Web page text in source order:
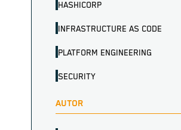
HASHICORP
INFRASTRUCTURE AS CODE
PLATFORM ENGINEERING
SECURITY
AUTOR